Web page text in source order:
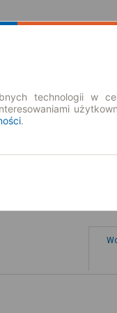
technologii w
.